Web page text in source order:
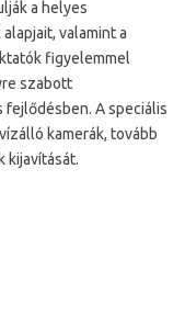
a helyes
valamint a
figyelemmel
szabott
A speciális
kamerák, tovább
kijavítását.